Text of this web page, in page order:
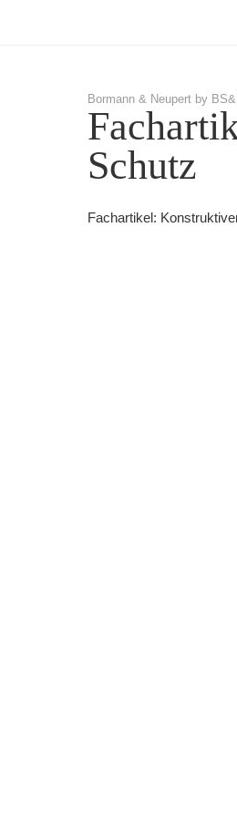
Bormann & Neupert by
Schutz
Fachartikel: